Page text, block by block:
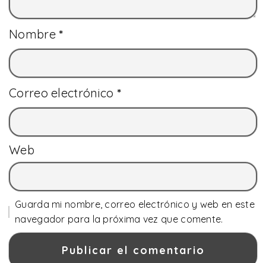
Nombre*
Correo electrónico *
Web
Guarda mi nombre, correo electrónico y web en este
navegador para la próxima vez que comente.